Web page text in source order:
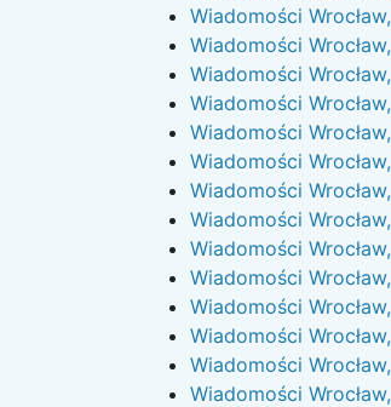
Wiadomości Wrocław,
Wiadomości Wrocław,
Wiadomości Wrocław,
Wiadomości Wrocław,
Wiadomości Wrocław,
Wiadomości Wrocław,
Wiadomości Wrocław,
Wiadomości Wrocław,
Wiadomości Wrocław,
Wiadomości Wrocław,
Wiadomości Wrocław,
Wiadomości Wrocław,
Wiadomości Wrocław,
Wiadomości Wrocław,